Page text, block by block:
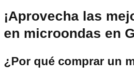
¡Aprovecha las
en microondas en
¿Por qué comprar un